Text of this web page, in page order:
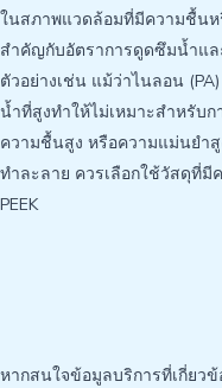
ในสภาพแวดล้อมที่มีความชื้นห
สำคัญกับอัตราการดูดซึมน้ำแ
ตัวอย่างเช่น แม้ว่าไนลอน
น้ำที่สูงทำให้ไม่เหมาะสำหรับ
ความชื้นสูง หรือความแม่นยำ
ทำละลาย ควรเลือกใช้วัสดุที่มี
PEEK
หากสนใจข้อมูลบริการที่เกี่ยวข้